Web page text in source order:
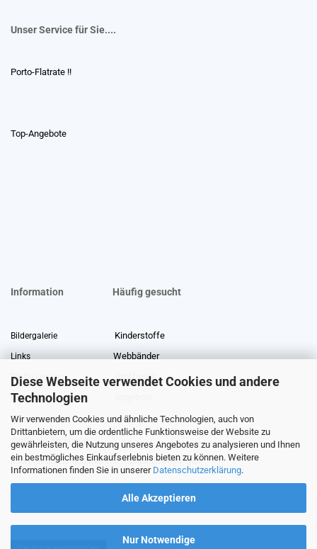
Diese Webseite verwendet Cookies und andere
Technologien
Wir verwenden Cookies und ähnliche Technologien, auch von
Drittanbietern, um die ordentliche Funktionsweise der Website zu
gewährleisten, die Nutzung unseres Angebotes zu analysieren und Ihnen
ein bestmögliches Einkaufserlebnis bieten zu können. Weitere
Informationen finden Sie in unserer Datenschutzerklärung.
Alle Akzeptieren
Nur Notwendige
Unser Service für Sie....
Porto-Flatrate !!
Top-Angebote
Information Häufig gesucht
Bildergalerie Kinderstoffe
Links Webbänder
Stoffe Lexikon Stoffreste
Über uns
Gewerberabatt Meterware
Stoffe auf Rechnung
Information zur Echtheit von Kundenbewertungen